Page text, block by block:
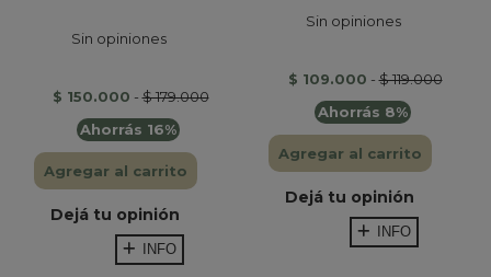
Sin opiniones
$ 150.000 -$ 179.000
Ahorrás 16%
Agregar al carrito
Dejá tu opinión
INFO
Sin opiniones
$ 109.000 -$ 119.000
Ahorrás 8%
Agregar al carrito
Dejá tu opinión
INFO